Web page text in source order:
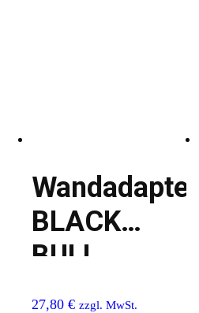
Wandadapter
BLACK
BULL
27,80 € zzgl. MwSt.